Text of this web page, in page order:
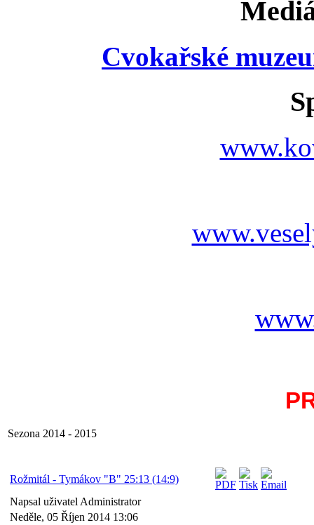
Cvokařské
Sezona 2014 - 2015
Rožmitál - Tymákov "B" 25:13 (14:9)
Napsal uživatel Administrator
Neděle, 05 Říjen 2014 13:06